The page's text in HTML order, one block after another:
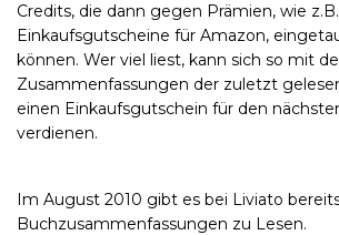
Credits, die dann gegen Prämien, wie z.B.
Einkaufsgutscheine für Amazon,
können. Wer viel liest, kann sich so mit
Zusammenfassungen der zuletzt
einen Einkaufsgutschein für den
verdienen.
Im August 2010 gibt es bei Liviato
Buchzusammenfassungen zu Lesen.